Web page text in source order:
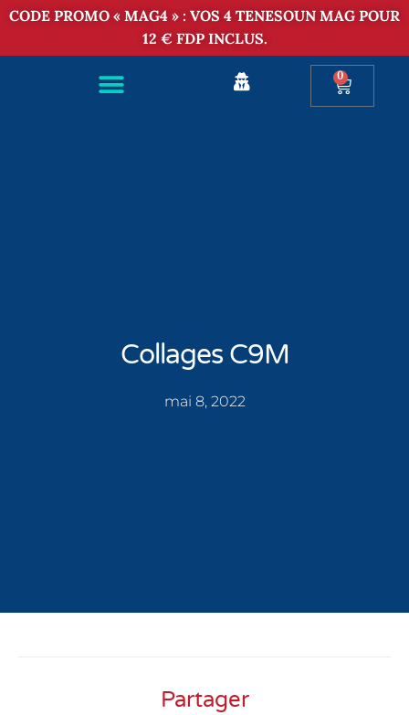
CODE PROMO « MAG4 » : VOS 4 TENESOUN MAG POUR
12 € FDP INCLUS.
0
Collages C9M
mai 8, 2022
Partager